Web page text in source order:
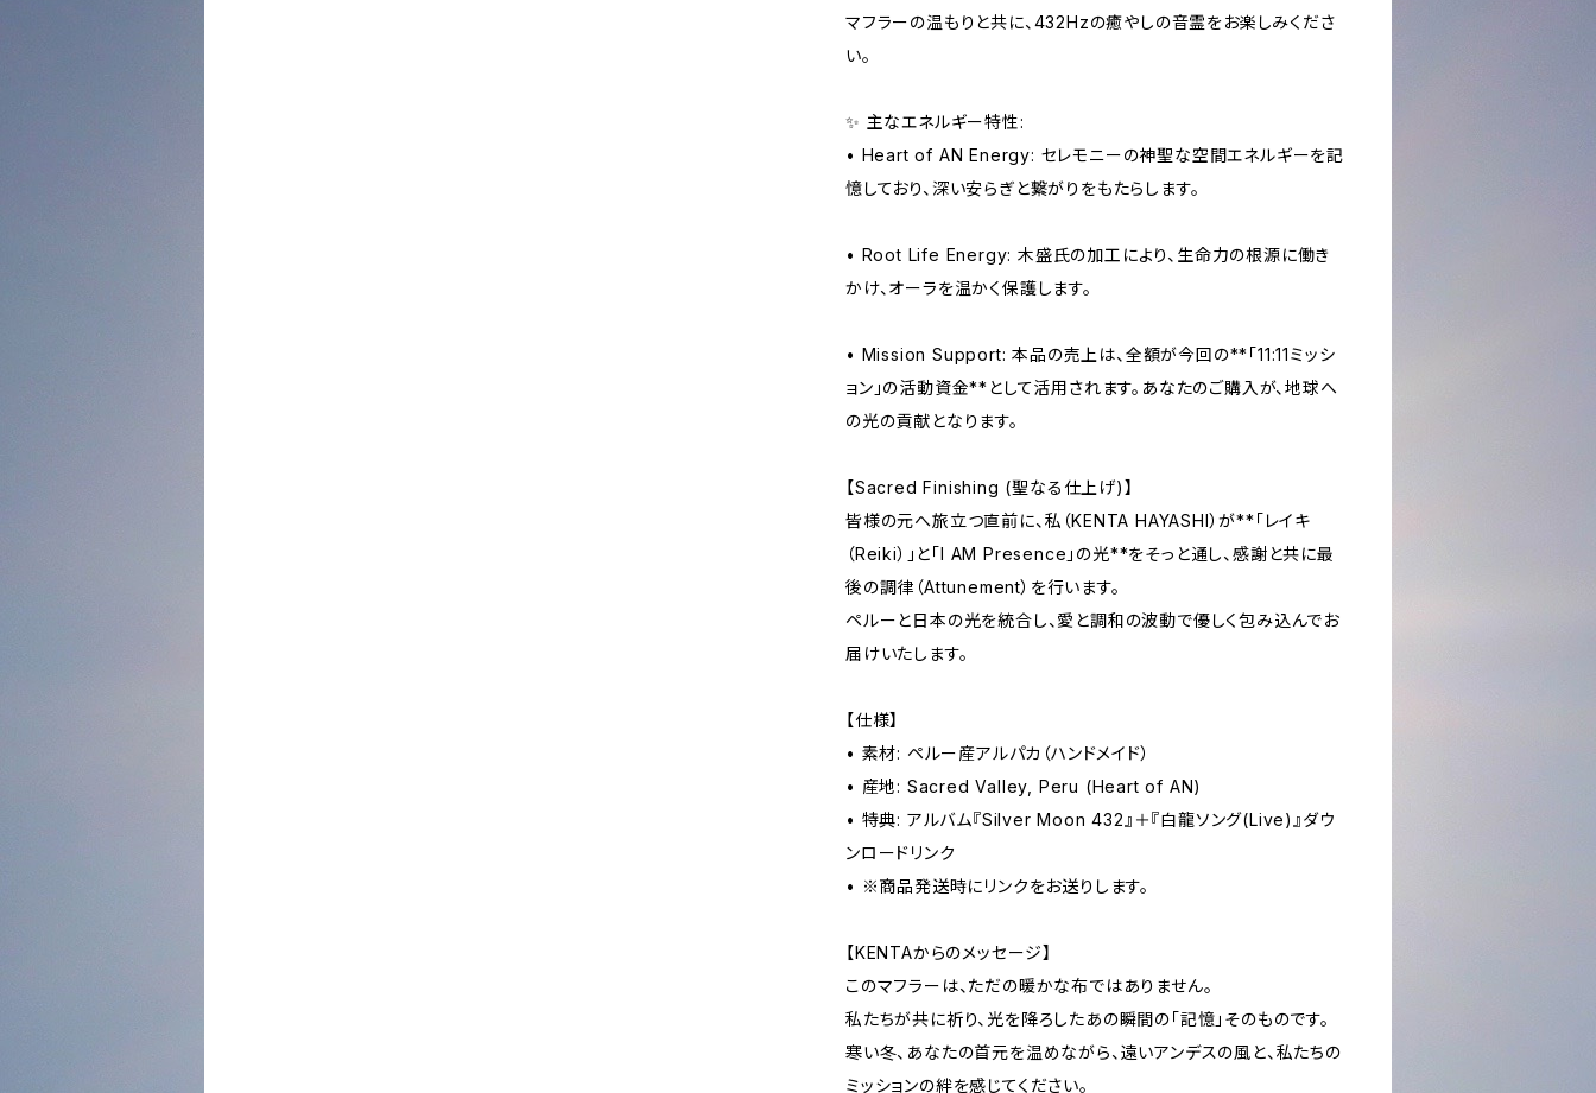
マフラーの温もりと共に、432Hzの癒やしの音霊をお楽しみくださ
い。
✨ 主なエネルギー特性:
• Heart of AN Energy: セレモニーの神聖な空間エネルギーを記
憶しており、深い安らぎと繋がりをもたらします。
• Root Life Energy: 木盛氏の加工により、生命力の根源に働き
かけ、オーラを温かく保護します。
• Mission Support: 本品の売上は、全額が今回の**「11:11ミッシ
ョン」の活動資金**として活用されます。あなたのご購入が、地球へ
の光の貢献となります。
【Sacred Finishing (聖なる仕上げ)】
皆様の元へ旅立つ直前に、私（KENTA HAYASHI）が**「レイキ
（Reiki）」と「I AM Presence」の光**をそっと通し、感謝と共に最
後の調律（Attunement）を行います。
ペルーと日本の光を統合し、愛と調和の波動で優しく包み込んでお
届けいたします。
【仕様】
• 素材: ペルー産アルパカ（ハンドメイド）
• 産地: Sacred Valley, Peru (Heart of AN)
• 特典: アルバム『Silver Moon 432』＋『白龍ソング(Live)』ダウ
ンロードリンク
• ※商品発送時にリンクをお送りします。
【KENTAからのメッセージ】
このマフラーは、ただの暖かな布ではありません。
私たちが共に祈り、光を降ろしたあの瞬間の「記憶」そのものです。
寒い冬、あなたの首元を温めながら、遠いアンデスの風と、私たちの
ミッションの絆を感じてください。